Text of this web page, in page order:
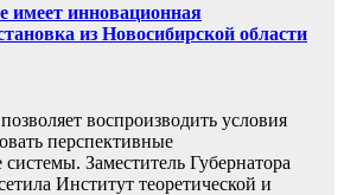
имеет инновационная
из Новосибирской области
воспроизводить условия
перспективные
Заместитель Губернатора
Институт теоретической и